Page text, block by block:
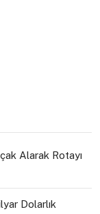
Alarak Rotayı
Dolarlık